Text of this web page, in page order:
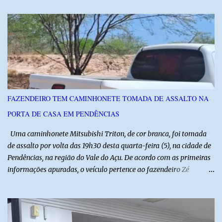
instituições e tecnologias voltadas ao setor. Além das atividades
técnicas, a feira contará com programação cultural. No dia 20 de
agosto, o público poderá prestigiar o show de humor com Mução,
seguido de apresentação musical de Vê Barreto. A Frut & Tec
reforça a importância do Distrito de Irrigação do Baixo Açu como
referência na fruticultura irrigada, promovendo conhecimento,
inovação e oportunidades para o desenvolvimento do agronegócio
potiguar. @associacaodiba
FAZENDEIRO TEM CAMINHONETE TOMADA DE ASSALTO NA
PORTA DE CASA EM PENDÊNCIAS
Uma caminhonete Mitsubishi Triton, de cor branca, foi tomada
de assalto por volta das 19h30 desta quarta-feira (5), na cidade de
Pendências, na região do Vale do Açu. De acordo com as primeiras
informações apuradas, o veículo pertence ao fazendeiro Zé
anunciaram o assalto no momento em que ela estava em frente à
residência, no Centro da cidade. Ainda conforme relatos de